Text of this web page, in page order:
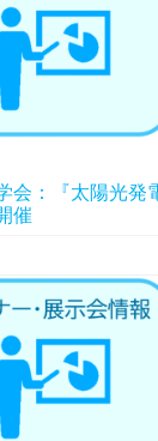
会：『太陽光発
催